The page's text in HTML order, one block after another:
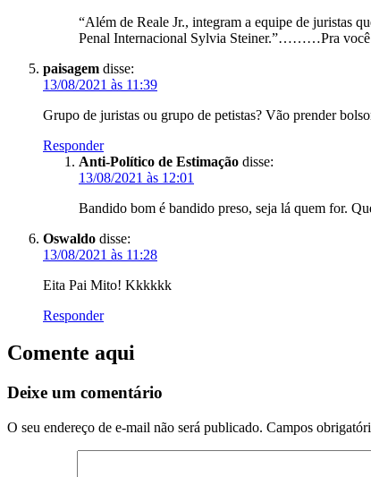
“Além de Reale Jr., integram a equipe de juristas
Penal Internacional Sylvia Steiner.”………Pra você
paisagem disse:
13/08/2021 às 11:39
Grupo de juristas ou grupo de petistas? Vão prender
Responder
Anti-Político de Estimação disse:
13/08/2021 às 12:01
Bandido bom é bandido preso, seja lá quem for.
Oswaldo disse:
13/08/2021 às 11:28
Eita Pai Mito! Kkkkkk
Responder
Comente aqui
Deixe um comentário
O seu endereço de e-mail não será publicado. Campos